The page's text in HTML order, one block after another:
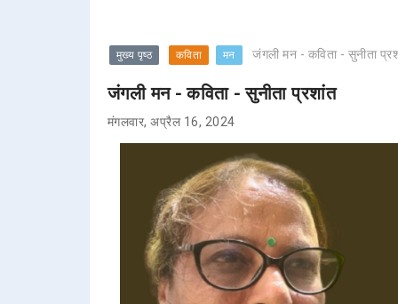
मुख्य पृष्ठ कविता मन जंगली मन - कविता - सुनीता
जंगली मन - कविता - सुनीता प्रशांत
मंगलवार, अप्रैल 16, 2024